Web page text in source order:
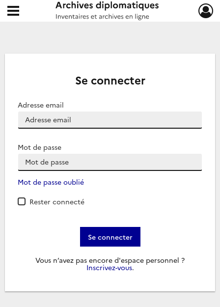
Archives diplomatiques
Ouvrir le menu déroulant
Se connecter
Adresse email
Mot de passe
Mot de passe oublié
Rester connecté
Se connecter
Vous n’avez pas encore d'espace personnel ?
Inscrivez-vous.